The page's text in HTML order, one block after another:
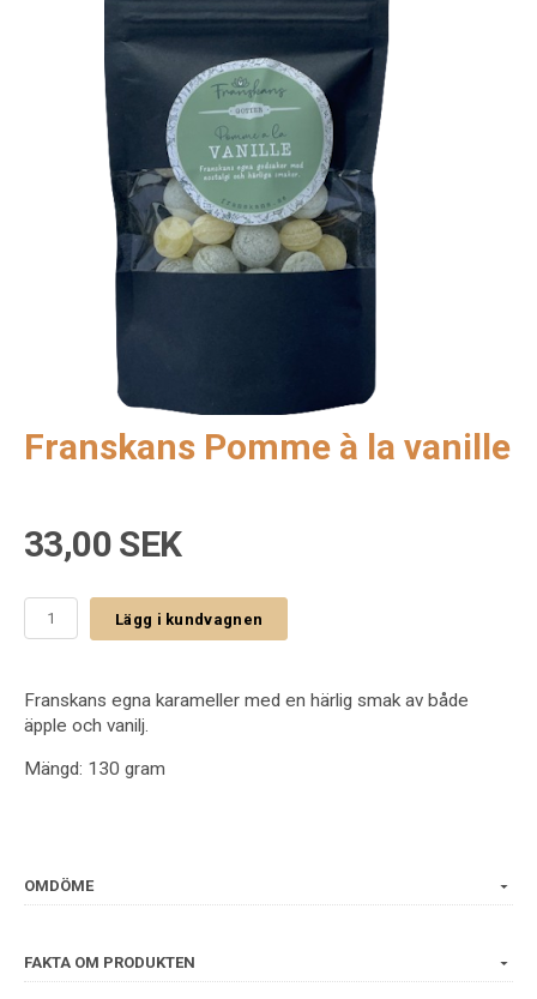
Franskans Pomme à la vanille
33,00 SEK
Lägg i kundvagnen
Franskans egna karameller med en härlig smak av både
äpple och vanilj.
Mängd: 130 gram
OMDÖME
FAKTA OM PRODUKTEN